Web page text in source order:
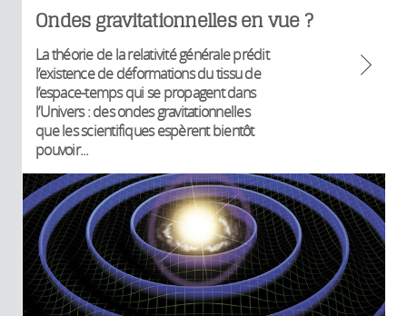
Ondes gravitationnelles en vue ?
La théorie de la relativité générale prédit
l’existence de déformations du tissu de
l’espace-temps qui se propagent dans
l’Univers : des ondes gravitationnelles
que les scientifiques espèrent bientôt
pouvoir...